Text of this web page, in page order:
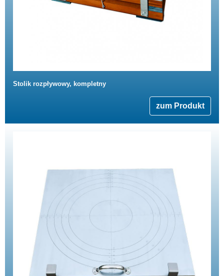
Stolik rozpływowy, kompletny
zum Produkt